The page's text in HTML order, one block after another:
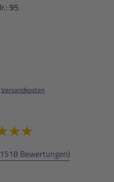
95
Versandkosten
Bewertungen)